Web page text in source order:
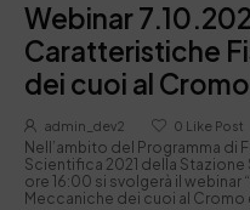
Webinar
Caratteristiche
dei cuoi al
admin_dev2 0 Like Post
Nell’ambito del Programma di
Scientifica 2021 della
ore 16:00 si svolgerà il
Meccaniche dei cuoi al Cromo